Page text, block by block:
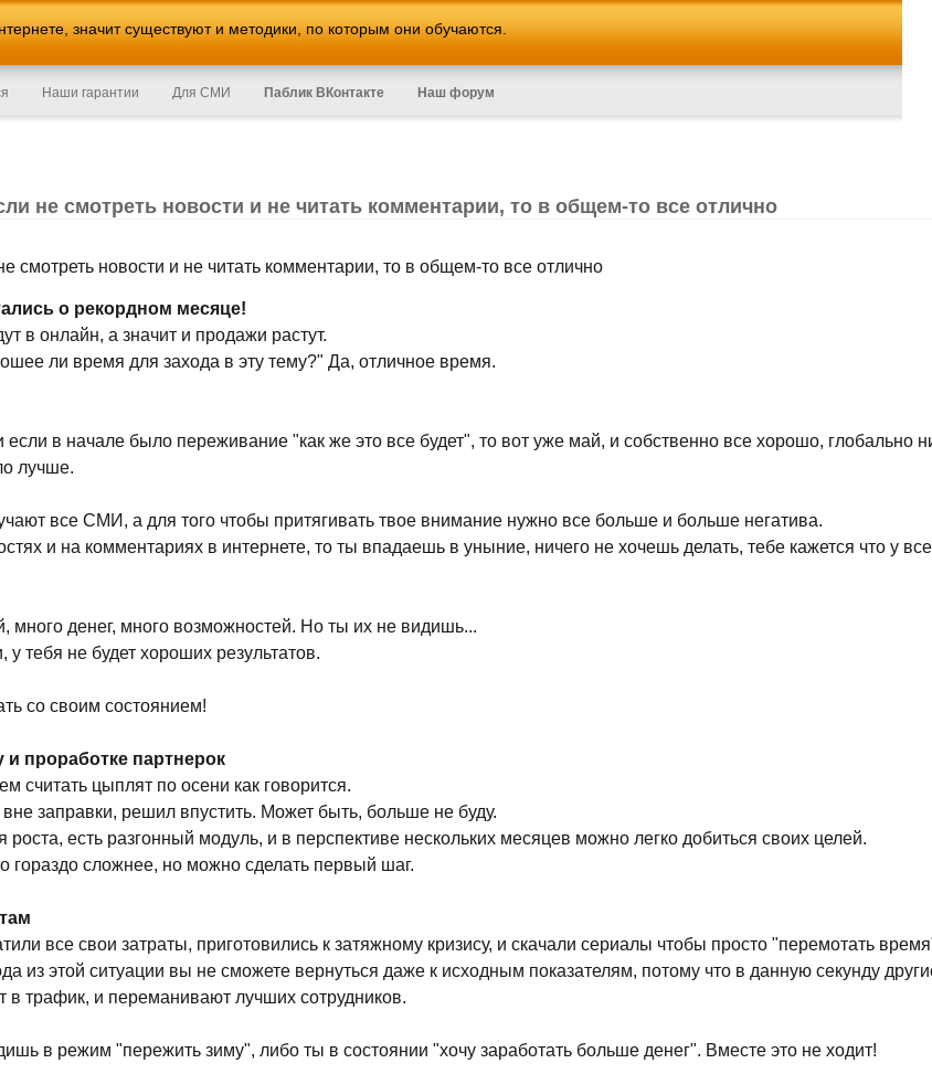
значит существуют и методики, по которым они обучаются.
Наши гарантии Для СМИ Паблик ВКонтакте Наш форум
не смотреть новости и не читать комментарии, то в общем-то все отлично
смотреть новости и не читать комментарии, то в общем-то все отлично
о рекордном месяце!
в онлайн, а значит и продажи растут.
ли время для захода в эту тему?" Да, отличное время.
в начале было переживание "как же это все будет", то вот уже май, и собственно все хорошо, глобально
лучше.
все СМИ, а для того чтобы притягивать твое внимание нужно все больше и больше негатива.
и на комментариях в интернете, то ты впадаешь в уныние, ничего не хочешь делать, тебе кажется что у
много денег, много возможностей. Но ты их не видишь...
тебя не будет хороших результатов.
со своим состоянием!
проработке партнерок
считать цыплят по осени как говорится.
заправки, решил впустить. Может быть, больше не буду.
роста, есть разгонный модуль, и в перспективе нескольких месяцев можно легко добиться своих целей.
гораздо сложнее, но можно сделать первый шаг.
все свои затраты, приготовились к затяжному кризису, и скачали сериалы чтобы просто "перемотать
из этой ситуации вы не сможете вернуться даже к исходным показателям, потому что в данную секунду
трафик, и переманивают лучших сотрудников.
в режим "пережить зиму", либо ты в состоянии "хочу заработать больше денег". Вместе это не ходит!